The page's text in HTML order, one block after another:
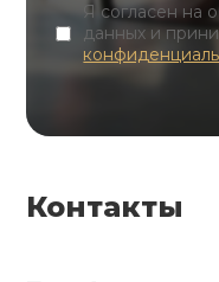
Я согласен на
данных и
Контакты